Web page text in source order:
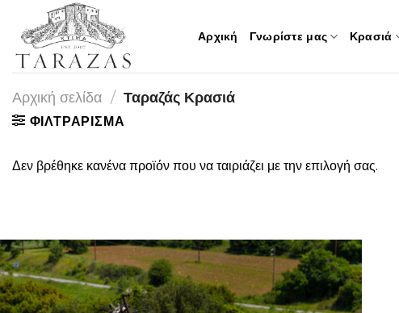
Μετάβαση
περιεχόμενο
Αρχική Γνωρίστε μας Κρασιά
Αρχική σελίδα / Ταραζάς Κρασιά
ΦΙΛΤΡΑΡΙΣΜΑ
Δεν βρέθηκε κανένα προϊόν που να ταιριάζει με την επιλογή σας.